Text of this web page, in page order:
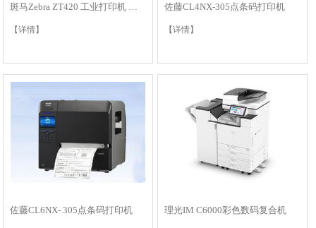
【详情】
佐藤CL4NX-305点条码打印机
【详情】
佐藤CL6NX- 305点条码打印机 理光IM C6000彩色数码复合机